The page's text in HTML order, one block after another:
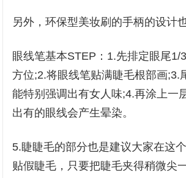
另外，环保型美妆刷的手柄的设计
眼线笔基本STEP：1.先排定眼尾1/
方位;2.将眼线笔贴满睫毛根部画;3.
能特别强调出有女人味;4.再涂上一
出有的眼线会产生晕染。
5.睫睫毛的部分也是建议大家在这
贴假睫毛，只要把睫毛夹得稍微尖